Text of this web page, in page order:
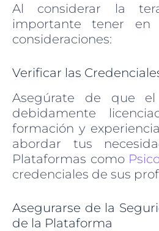
Al considerar la
importante tener en
consideraciones:
Verificar las
Asegúrate de que
debidamente
formación y
abordar tus
Plataformas como
credenciales de sus
Asegurarse de la
de la Plataforma